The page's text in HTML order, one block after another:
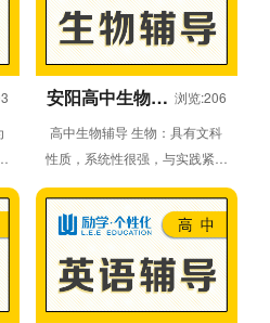
安阳高中生物1
浏览:206
高中生物辅导 生物：具有文科
性质，系统性很强，与实践紧密
联系，与化学、物理等学科联
系，要求理解记忆。高一阶段侧
重掌握生...